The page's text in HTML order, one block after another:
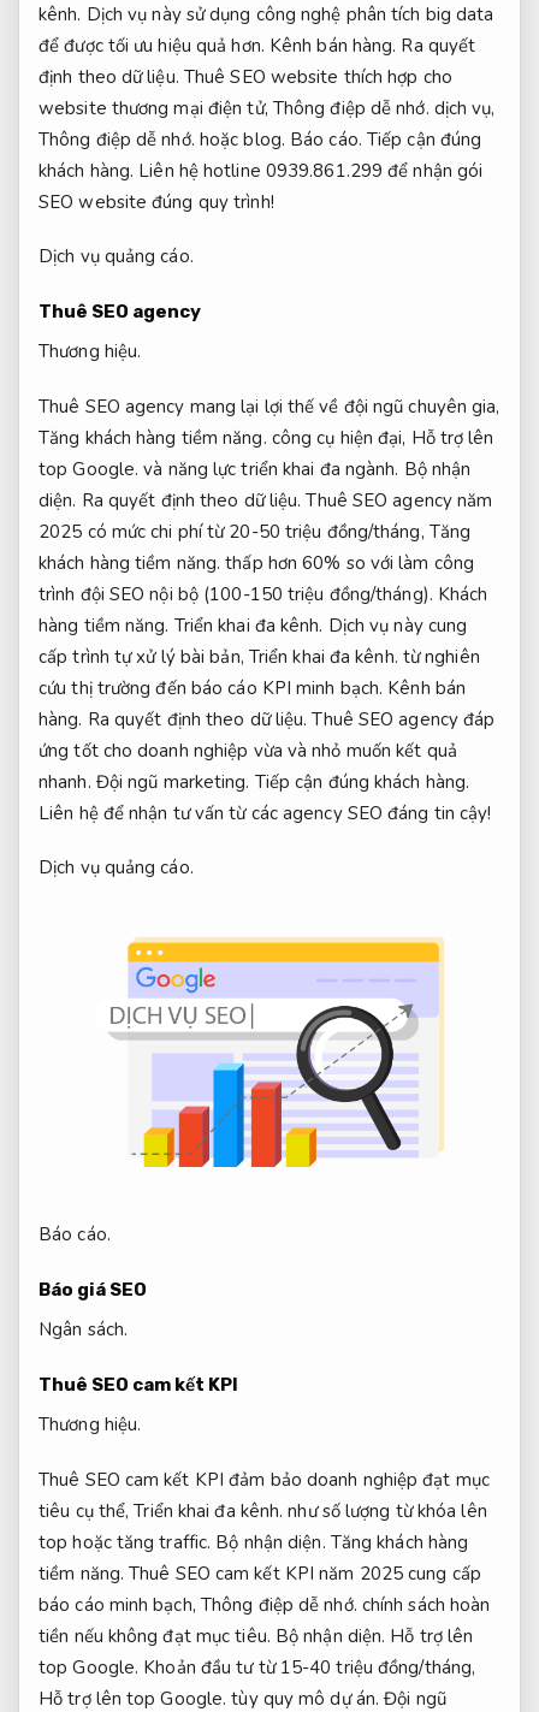
kênh. Dịch vụ này sử dụng công nghệ phân tích big data
để được tối ưu hiệu quả hơn. Kênh bán hàng. Ra quyết
định theo dữ liệu. Thuê SEO website thích hợp cho
website thương mại điện tử, Thông điệp dễ nhớ. dịch vụ,
Thông điệp dễ nhớ. hoặc blog. Báo cáo. Tiếp cận đúng
khách hàng. Liên hệ hotline 0939.861.299 để nhận gói
SEO website đúng quy trình!
Dịch vụ quảng cáo.
Thuê SEO agency
Thương hiệu.
Thuê SEO agency mang lại lợi thế về đội ngũ chuyên gia,
Tăng khách hàng tiềm năng. công cụ hiện đại, Hỗ trợ lên
top Google. và năng lực triển khai đa ngành. Bộ nhận
diện. Ra quyết định theo dữ liệu. Thuê SEO agency năm
2025 có mức chi phí từ 20-50 triệu đồng/tháng, Tăng
khách hàng tiềm năng. thấp hơn 60% so với làm công
trình đội SEO nội bộ (100-150 triệu đồng/tháng). Khách
hàng tiềm năng. Triển khai đa kênh. Dịch vụ này cung
cấp trình tự xử lý bài bản, Triển khai đa kênh. từ nghiên
cứu thị trường đến báo cáo KPI minh bạch. Kênh bán
hàng. Ra quyết định theo dữ liệu. Thuê SEO agency đáp
ứng tốt cho doanh nghiệp vừa và nhỏ muốn kết quả
nhanh. Đội ngũ marketing. Tiếp cận đúng khách hàng.
Liên hệ để nhận tư vấn từ các agency SEO đáng tin cậy!
Dịch vụ quảng cáo.
Báo cáo.
Báo giá SEO
Ngân sách.
Thuê SEO cam kết KPI
Thương hiệu.
Thuê SEO cam kết KPI đảm bảo doanh nghiệp đạt mục
tiêu cụ thể,Triển khai đa kênh. như số lượng từ khóa lên
top hoặc tăng traffic. Bộ nhận diện. Tăng khách hàng
tiềm năng. Thuê SEO cam kết KPI năm 2025 cung cấp
báo cáo minh bạch, Thông điệp dễ nhớ. chính sách hoàn
tiền nếu không đạt mục tiêu. Bộ nhận diện. Hỗ trợ lên
top Google. Khoản đầu tư từ 15-40 triệu đồng/tháng,
Hỗ trợ lên top Google. tùy quy mô dự án.Đội ngũ